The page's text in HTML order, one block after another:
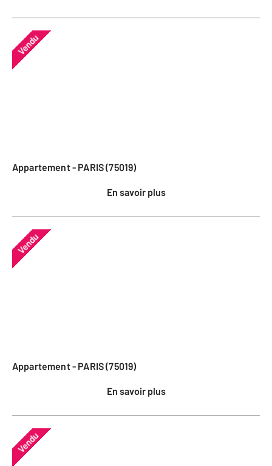
Vendu
Appartement - PARIS (75019)
En savoir plus
Vendu
Appartement - PARIS (75019)
En savoir plus
Vendu